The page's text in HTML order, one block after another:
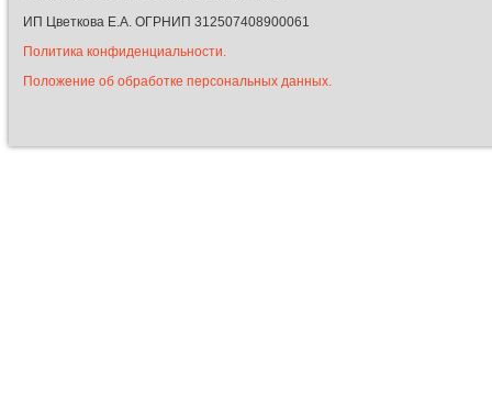
ИП Цветкова Е.А. ОГРНИП 312507408900061
Политика конфиденциальности.
Положение об обработке персональных данных.